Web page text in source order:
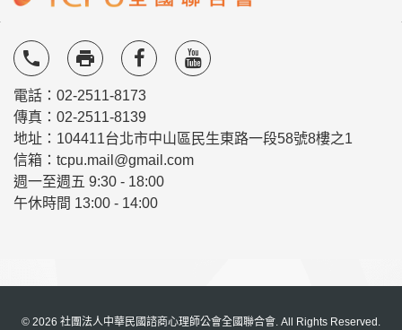
local_phone local_printshop
電話：02-2511-8173
傳真：02-2511-8139
地址：104411台北市中山區民生東路一段58號8樓之1
信箱：tcpu.mail@gmail.com
週一至週五 9:30 - 18:00
午休時間 13:00 - 14:00
© 2026 社團法人中華民國諮商心理師公會全國聯合會. All Rights Reserved.